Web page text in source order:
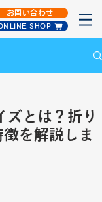
お問い合わせ
SHOP
ズとは？折り
を解説しま